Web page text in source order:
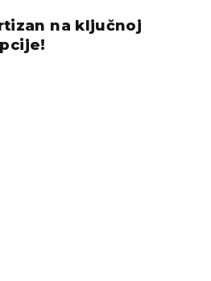
na ključnoj